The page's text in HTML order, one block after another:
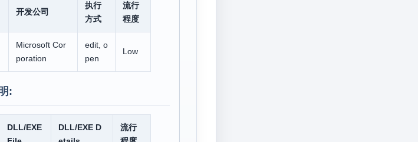
开发公司
执行
方式
流行
程度
Microsoft Cor
poration
edit, o
pen
Low
:
DLL/EXE
DLL/EXE D
流行